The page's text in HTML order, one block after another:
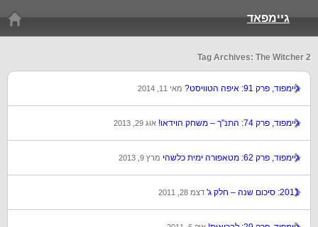
גיימפאד
Tag Archives: The Witcher 2
גיימפוד, פרק 91: איפה הטוויסט? מאי 11, 2014
גיימפוד, פרק 74: התנ"ך – משחק הוידאו! אוג 29, 2013
גיימפוד, פרק 62: מטאפורה ימית כלשהי מרץ 9, 2013
2011: סיכום שנה – חלק ג' דצמ 28, 2011